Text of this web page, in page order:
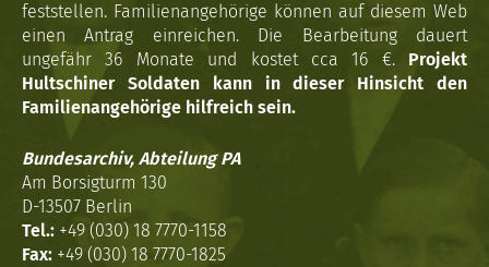
feststellen. Familienangehörige können auf diesem Web
einen Antrag einreichen. Die Bearbeitung dauert
ungefähr 36 Monate und kostet cca 16 €. Projekt
Hultschiner Soldaten kann in dieser Hinsicht den
Familienangehörige hilfreich sein.
Bundesarchiv, Abteilung PA
Am Borsigturm 130
D-13507 Berlin
Tel.: +49 (030) 18 7770-1158
Fax: +49 (030) 18 7770-1825